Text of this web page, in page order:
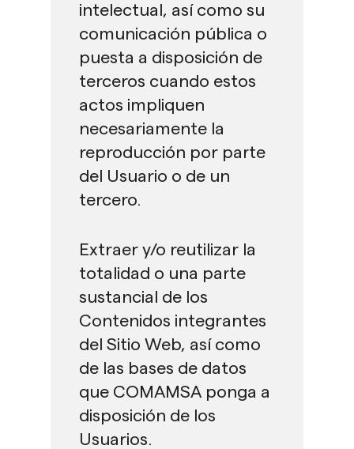
intelectual, así como su
comunicación pública o
puesta a disposición de
terceros cuando estos
actos impliquen
necesariamente la
reproducción por parte
del Usuario o de un
tercero.
Extraer y/o reutilizar la
totalidad o una parte
sustancial de los
Contenidos integrantes
del Sitio Web, así como
de las bases de datos
que COMAMSA ponga a
disposición de los
Usuarios.